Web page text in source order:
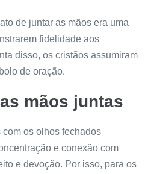
de juntar as mãos era uma
fidelidade aos
disso, os cristãos assumiram
de oração.
mãos juntas
os olhos fechados
e conexão com
e devoção. Por isso, para os